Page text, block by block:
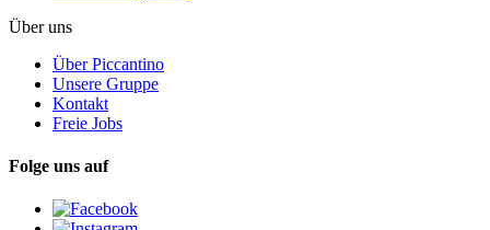
Über uns
Über Piccantino
Unsere Gruppe
Kontakt
Freie Jobs
Folge uns auf